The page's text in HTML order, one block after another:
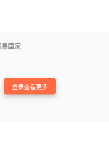
易国家
登录查看更多